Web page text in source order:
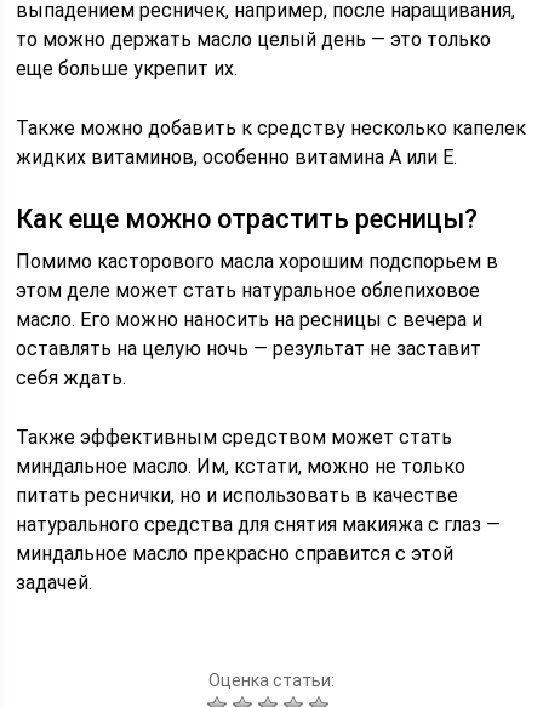
выпадением ресничек, например, после наращивания,
то можно держать масло целый день — это только
еще больше укрепит их.
Также можно добавить к средству несколько капелек
жидких витаминов, особенно витамина А или Е.
Как еще можно отрастить ресницы?
Помимо касторового масла хорошим подспорьем в
этом деле может стать натуральное облепиховое
масло. Его можно наносить на ресницы с вечера и
оставлять на целую ночь — результат не заставит
себя ждать.
Также эффективным средством может стать
миндальное масло. Им, кстати, можно не только
питать реснички, но и использовать в качестве
натурального средства для снятия макияжа с глаз —
миндальное масло прекрасно справится с этой
задачей.
Оценка статьи: